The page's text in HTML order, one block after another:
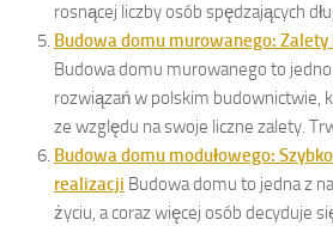
rosnącej liczby osób spędzających
Budowa domu murowanego:
Budowa domu murowanego to
rozwiązań w polskim budownictwie,
ze względu na swoje liczne zalety.
Budowa domu modułowego:
realizacji Budowa domu to jedna z
życiu, a coraz więcej osób decyduje